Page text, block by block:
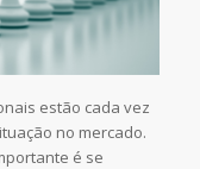
estão cada vez
no mercado.
é se